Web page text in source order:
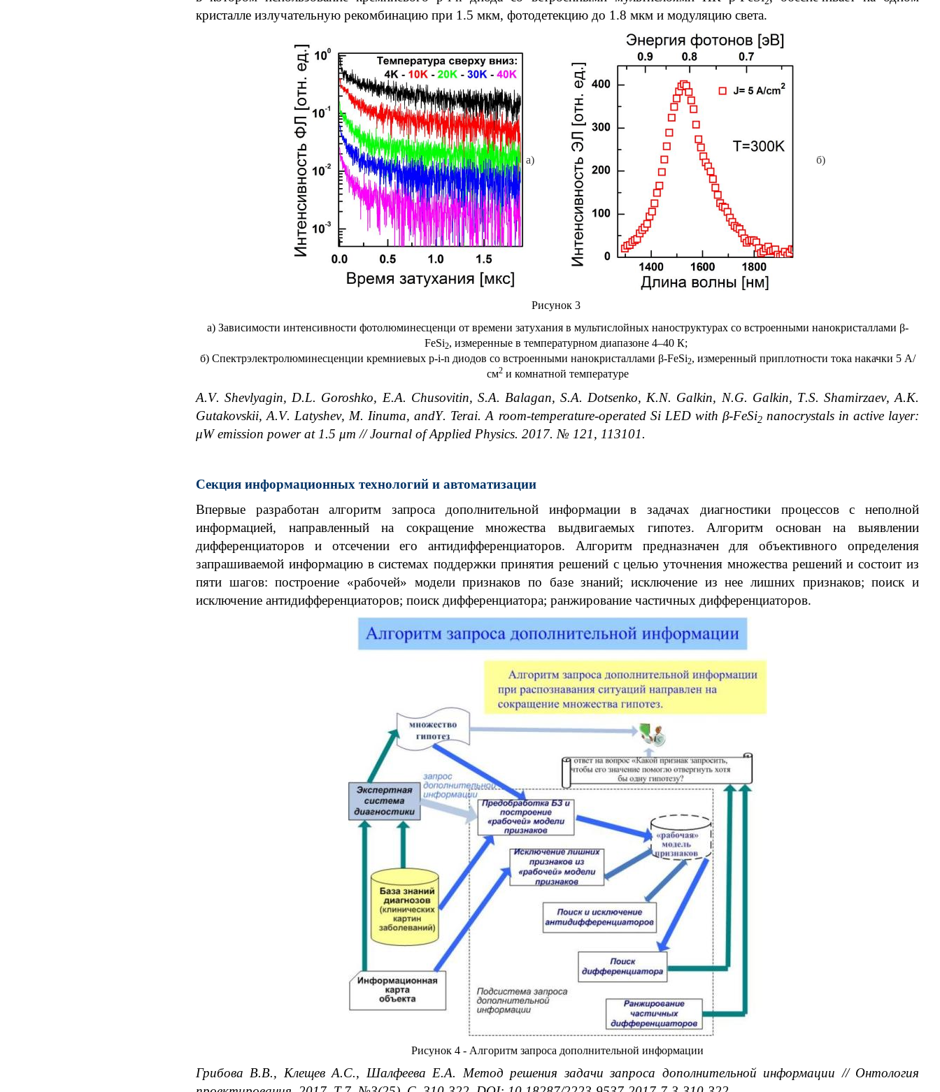
кристалле излучательную рекомбинацию при 1.5 мкм, фотодетекцию до 1.8 мкм и модуляцию света.
а) б)
Рисунок 3
а) Зависимости интенсивности фотолюминесценци от времени затухания в мультислойных наноструктурах со встроенными нанокристаллами β-
FeSi2, измеренные в температурном диапазоне 4–40 К;
б) Спектрэлектролюминесценции кремниевых p-i-n диодов со встроенными нанокристаллами β-FeSi2, измеренный приплотности тока накачки 5 А/
см2и комнатной температуре
A.V.Shevlyagin, D.L. Goroshko, E.A. Chusovitin, S.A. Balagan, S.A. Dotsenko, K.N. Galkin, N.G. Galkin, T.S. Shamirzaev, A.K.
Gutakovskii,A.V. Latyshev, M. Iinuma,andY. Terai. A room-temperature-operated Si LED with β-FeSi2nanocrystals in active layer:
μW emission power at 1.5 μm // Journal of Applied Physics. 2017. № 121, 113101.
Секция информационных технологий и автоматизации
Впервые разработан алгоритм запроса дополнительной информации в задачах диагностики процессов с неполной
информацией, направленный на сокращение множества выдвигаемых гипотез. Алгоритм основан на выявлении
дифференциаторов и отсечении его антидифференциаторов. Алгоритм предназначен для объективного определения
запрашиваемой информацию в системах поддержки принятия решений с целью уточнения множества решений и состоит из
пяти шагов: построение «рабочей» модели признаков по базе знаний; исключение из нее лишних признаков; поиск и
исключение антидифференциаторов; поиск дифференциатора; ранжирование частичных дифференциаторов.
Рисунок 4 - Алгоритм запроса дополнительной информации
Грибова В.В., Клещев А.С., Шалфеева Е.А. Метод решения задачи запроса дополнительной информации // Онтология